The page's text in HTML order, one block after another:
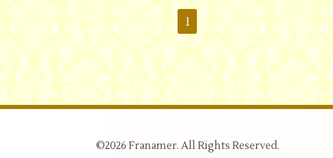
1
©2026 Franamer. All Rights Reserved.